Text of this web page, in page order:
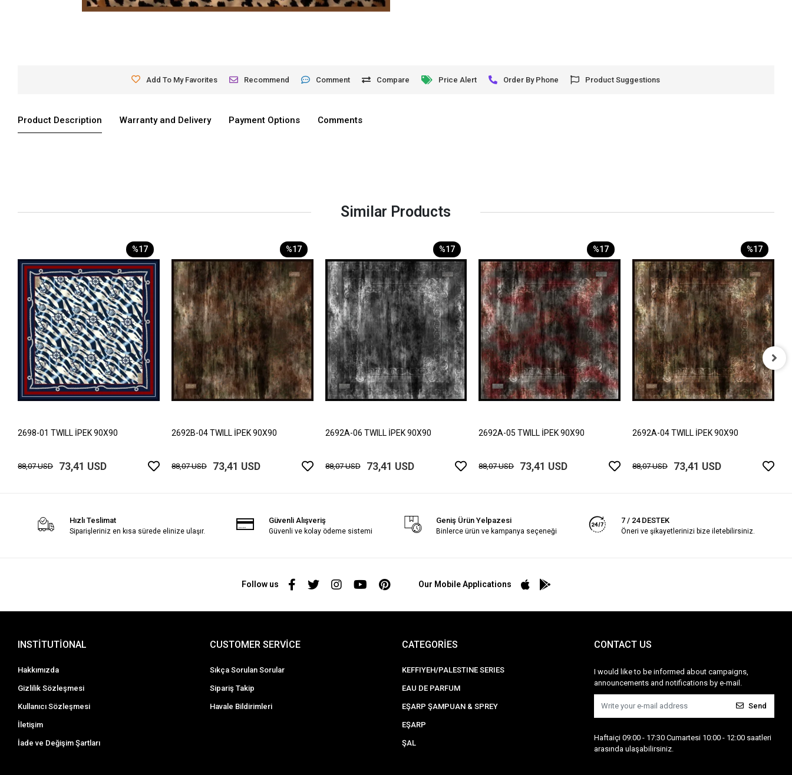
Add To My Favorites Recommend Comment Compare Price Alert Order By Phone Product Suggestions
Product Description Warranty and Delivery Payment Options Comments
Similar Products
%17
2698-01 TWILL İPEK 90X90
88,07 USD 73,41 USD
%17
2692B-04 TWILL İPEK 90X90
88,07 USD 73,41 USD
%17
2692A-06 TWILL İPEK 90X90
88,07 USD 73,41 USD
%17
2692A-05 TWILL İPEK 90X90
88,07 USD 73,41 USD
%17
2692A-04 TWILL İPEK 90X90
88,07 USD 73,41 USD
Hızlı Teslimat
Siparişleriniz en kısa sürede elinize ulaşır.
Güvenli Alışveriş
Güvenli ve kolay ödeme sistemi
Geniş Ürün Yelpazesi
Binlerce ürün ve kampanya seçeneği
7 / 24 DESTEK
Öneri ve şikayetlerinizi bize iletebilirsiniz.
Follow us Our Mobile Applications
INSTİTUTİONAL
Hakkımızda
Gizlilik Sözleşmesi
Kullanıcı Sözleşmesi
İletişim
İade ve Değişim Şartları
CUSTOMER SERVİCE
Sıkça Sorulan Sorular
Sipariş Takip
Havale Bildirimleri
CATEGORİES
KEFFIYEH/PALESTINE SERIES
EAU DE PARFUM
EŞARP ŞAMPUAN & SPREY
EŞARP
ŞAL
CONTACT US
I would like to be informed about campaigns,
announcements and notifications by e-mail.
Send
Haftaiçi 09:00 - 17:30 Cumartesi 10:00 - 12:00 saatleri
arasında ulaşabilirsiniz.